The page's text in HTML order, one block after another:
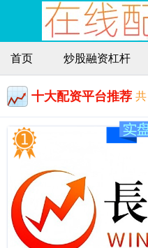
首页 炒股融资杠杆
十大配资平台推荐 共